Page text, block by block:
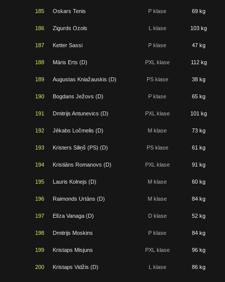
185 Oskars Tenis P klase 69 kg
186 Zigurds Ozols L klase 103 kg
187 Ketter Sassi P klase 47 kg
188 Māris Erts (D) PXL klase 112 kg
189 Augustas Kniažauskis (D) PS klase 38 kg
190 Bogdans Ježovs (D) P klase 65 kg
191 Dmitrijs Antunevics (D) PXL klase 101 kg
192 Jēkabs Ločmelis (D) M klase 73 kg
193 Kristers Siliņš (PS) (D) PS klase 61 kg
194 Kristiāns Romanovs (D) PXL klase 91 kg
195 Lauris Kolnejs (D) M klase 60 kg
196 Raimonds Urtāns (D) M klase 84 kg
197 Elīza Vanaga (D) D klase 52 kg
198 Dmitrijs Moskins P klase 84 kg
199 Kristaps Misjuns PXL klase 96 kg
200 Kristaps Vidžis (D) L klase 86 kg